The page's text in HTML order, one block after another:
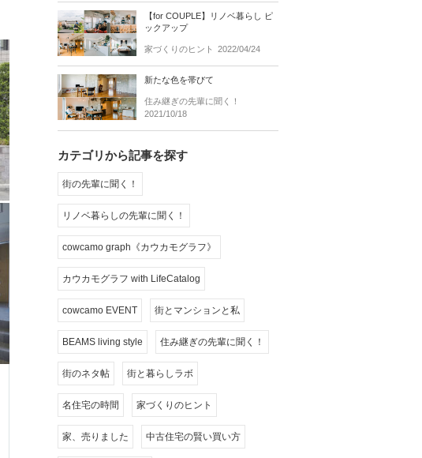
【for COUPLE】リノベ暮らし ピ
ックアップ
家づくりのヒント 2022/04/24
新たな色を帯びて
住み継ぎの先輩に聞く！
2021/10/18
カテゴリから記事を探す
街の先輩に聞く！
リノベ暮らしの先輩に聞く！
cowcamo graph《カウカモグラフ》
カウカモグラフ with LifeCatalog
cowcamo EVENT 街とマンションと私
BEAMS living style 住み継ぎの先輩に聞く！
街のネタ帖 街と暮らしラボ
名住宅の時間 家づくりのヒント
家、売りました 中古住宅の賢い買い方